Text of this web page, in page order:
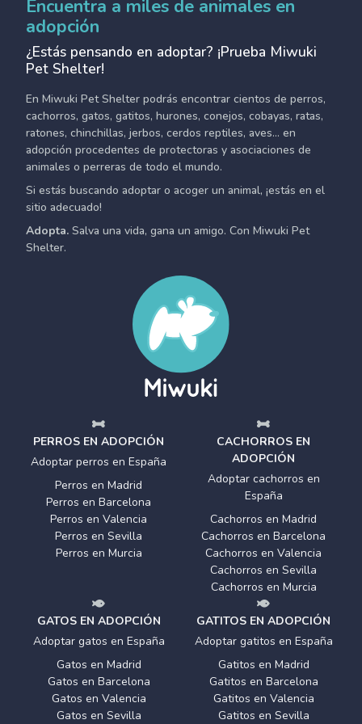
Encuentra a miles de animales en
adopción
¿Estás pensando en adoptar? ¡Prueba Miwuki
Pet Shelter!
En Miwuki Pet Shelter podrás encontrar cientos de perros,
cachorros, gatos, gatitos, hurones, conejos, cobayas, ratas,
ratones, chinchillas, jerbos, cerdos reptiles, aves... en
adopción procedentes de protectoras y asociaciones de
animales o perreras de todo el mundo.
Si estás buscando adoptar o acoger un animal, ¡estás en el
sitio adecuado!
Adopta. Salva una vida, gana un amigo. Con Miwuki Pet
Shelter.
PERROS EN ADOPCIÓN
Adoptar perros en España
Perros en Madrid
Perros en Barcelona
Perros en Valencia
Perros en Sevilla
Perros en Murcia
CACHORROS EN
ADOPCIÓN
Adoptar cachorros en
España
Cachorros en Madrid
Cachorros en Barcelona
Cachorros en Valencia
Cachorros en Sevilla
Cachorros en Murcia
GATOS EN ADOPCIÓN
Adoptar gatos en España
Gatos en Madrid
Gatos en Barcelona
Gatos en Valencia
Gatos en Sevilla
GATITOS EN ADOPCIÓN
Adoptar gatitos en España
Gatitos en Madrid
Gatitos en Barcelona
Gatitos en Valencia
Gatitos en Sevilla